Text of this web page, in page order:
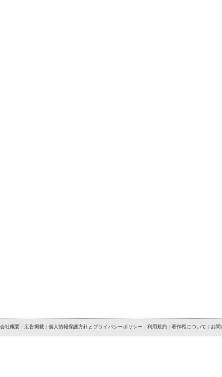
会社概要 | 広告掲載 | 個人情報保護方針とプライバシーポリシー | 利用規約 | 著作権について | お問